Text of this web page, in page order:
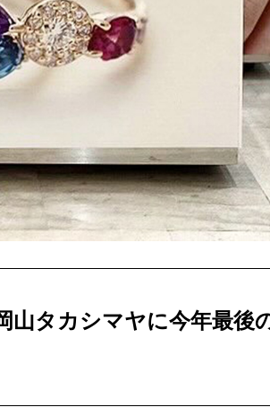
山タカシマヤに今年最後